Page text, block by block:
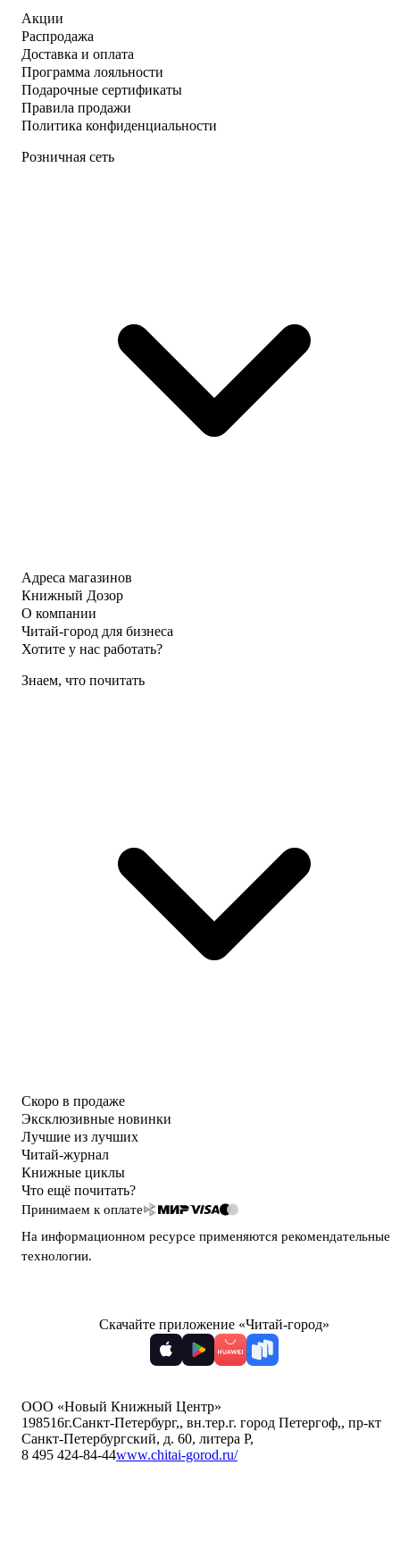
Акции
Распродажа
Доставка и оплата
Программа лояльности
Подарочные сертификаты
Правила продажи
Политика конфиденциальности
Розничная сеть
Адреса магазинов
Книжный Дозор
О компании
Читай-город для бизнеса
Хотите у нас работать?
Знаем, что почитать
Скоро в продаже
Эксклюзивные новинки
Лучшие из лучших
Читай-журнал
Книжные циклы
Что ещё почитать?
Принимаем к оплате
На информационном ресурсе применяются рекомендательные
технологии.
Скачайте приложение «Читай-город»
ООО «Новый Книжный Центр»
198516г.Санкт-Петербург,, вн.тер.г. город Петергоф,, пр-кт
Санкт-Петербургский, д. 60, литера Р,
8 495 424-84-44www.chitai-gorod.ru/